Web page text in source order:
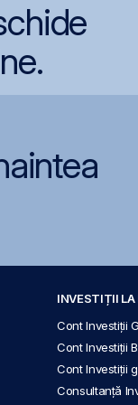
INVESTIȚII LA
Cont Investiții
Cont Investiții
Cont Investiții
Consultanță